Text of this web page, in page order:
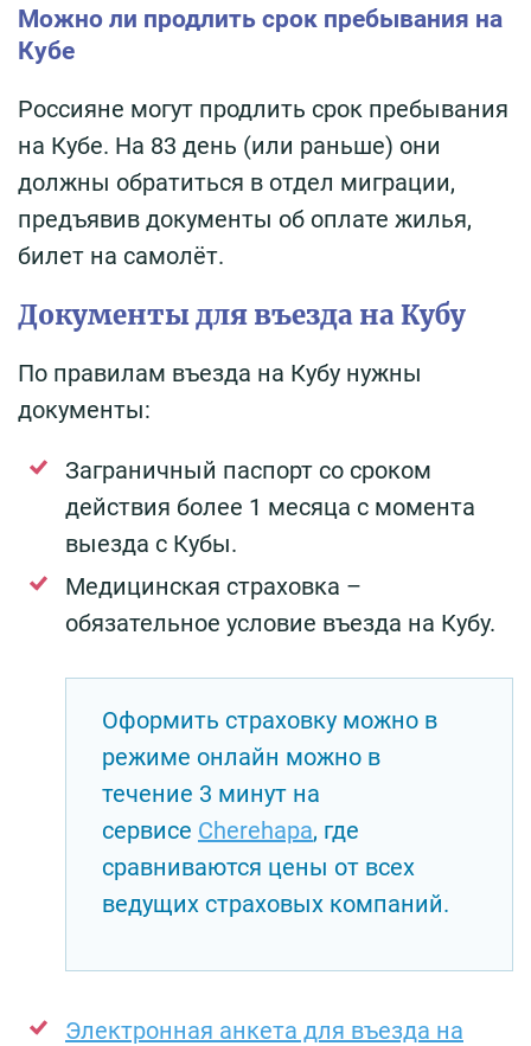
Можно ли продлить срок пребывания на
Кубе
Россияне могут продлить срок пребывания
на Кубе. На 83 день (или раньше) они
должны обратиться в отдел миграции,
предъявив документы об оплате жилья,
билет на самолёт.
Документы для въезда на Кубу
По правилам въезда на Кубу нужны
документы:
Заграничный паспорт со сроком
действия более 1 месяца с момента
выезда с Кубы.
Медицинская страховка –
обязательное условие въезда на Кубу.
Оформить страховку можно в
режиме онлайн можно в
течение 3 минут на
сервисе Cherehapa, где
сравниваются цены от всех
ведущих страховых компаний.
Электронная анкета для въезда на